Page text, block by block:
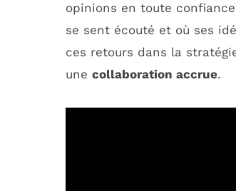
opinions en toute
se sent écouté et où ses
ces retours dans la
une collaboration accrue.